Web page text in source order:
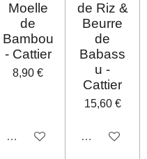
Moelle
de
Bambou
- Cattier
8,90 €
Désactivé
de Riz &
Beurre
de
Babass
u -
Cattier
15,60 €
Désactivé